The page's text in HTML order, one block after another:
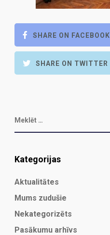
SHARE ON FACEBOOK
SHARE ON TWITTER
Kategorijas
Aktualitātes
Mums zudušie
Nekategorizēts
Pasākumu arhīvs